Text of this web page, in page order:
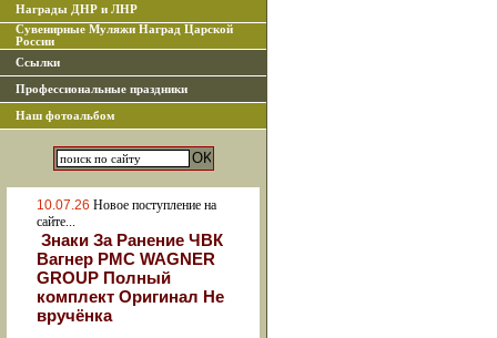
Награды ДНР и ЛНР
Сувенирные Муляжи Наград Царской
России
Ссылки
Профессиональные праздники
Наш фотоальбом
10.07.26 Новое поступление на
сайте...
Знаки За Ранение ЧВК
Вагнер РМС WAGNER
GROUP Полный
комплект Оригинал Не
вручёнка